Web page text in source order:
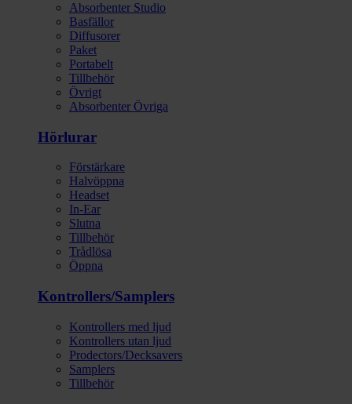
Absorbenter Studio
Basfällor
Diffusorer
Paket
Portabelt
Tillbehör
Övrigt
Absorbenter Övriga
Hörlurar
Förstärkare
Halvöppna
Headset
In-Ear
Slutna
Tillbehör
Trådlösa
Öppna
Kontrollers/Samplers
Kontrollers med ljud
Kontrollers utan ljud
Prodectors/Decksavers
Samplers
Tillbehör